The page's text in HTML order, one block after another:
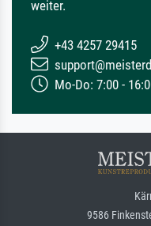
weiter.
+43 4257 29415
Mo-Do: 7:00 -
9586